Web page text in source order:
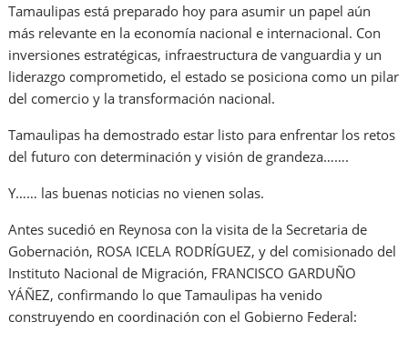
Tamaulipas está preparado hoy para asumir un papel aún
más relevante en la economía nacional e internacional. Con
inversiones estratégicas, infraestructura de vanguardia y un
liderazgo comprometido, el estado se posiciona como un pilar
del comercio y la transformación nacional.
Tamaulipas ha demostrado estar listo para enfrentar los retos
del futuro con determinación y visión de grandeza…….
Y…… las buenas noticias no vienen solas.
Antes sucedió en Reynosa con la visita de la Secretaria de
Gobernación, ROSA ICELA RODRÍGUEZ, y del comisionado del
Instituto Nacional de Migración, FRANCISCO GARDUÑO
YÁÑEZ, confirmando lo que Tamaulipas ha venido
construyendo en coordinación con el Gobierno Federal: